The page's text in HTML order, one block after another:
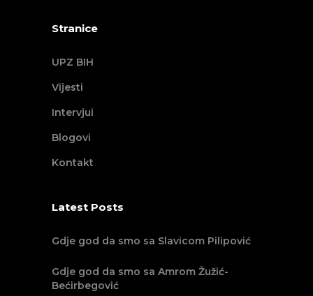
Stranice
UPZ BIH
Vijesti
Intervjui
Blogovi
Kontakt
Latest Posts
Gdje god da smo sa Slavicom Pilipović
Gdje god da smo sa Amrom Žužić-
Bećirbegović